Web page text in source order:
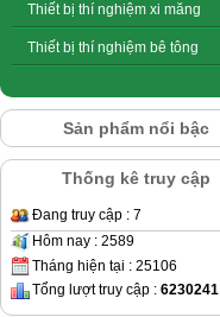
Thiết bị thí nghiệm xi măng
Thiết bị thí nghiệm bê tông
Sản phẩm nổi bậc
Thống kê truy cập
Đang truy cập : 7
Hôm nay : 2589
Tháng hiện tại : 25106
Tổng lượt truy cập : 6230241